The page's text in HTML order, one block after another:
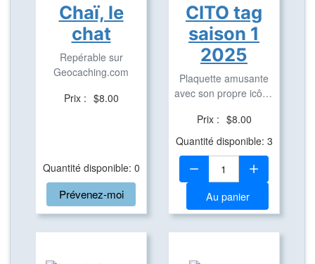
Chaï, le
chat
Repérable sur
Geocaching.com
Prix : $8.00
Quantité disponible: 0
Prévenez-moi
CITO tag
saison 1
2025
Plaquette amusante
avec son propre icône
Prix : $8.00
Quantité disponible: 3
Quantité:
Au panier